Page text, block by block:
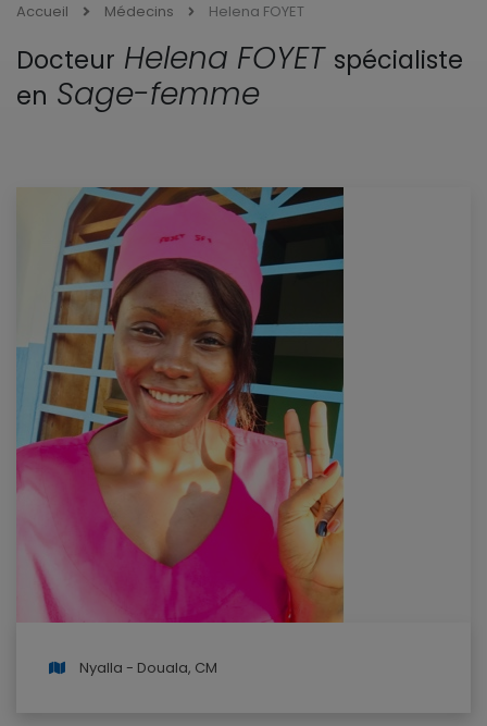
Accueil Médecins Helena FOYET
Docteur Helena FOYET spécialiste
en Sage-femme
Nyalla - Douala, CM